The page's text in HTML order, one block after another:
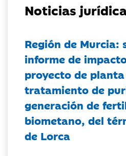
Noticias
Región de Murcia:
informe de
proyecto de
tratamiento de
generación de
biometano, del
de Lorca